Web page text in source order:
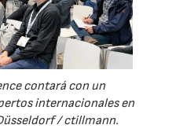
contará con un
internacionales en
/ ctillmann.